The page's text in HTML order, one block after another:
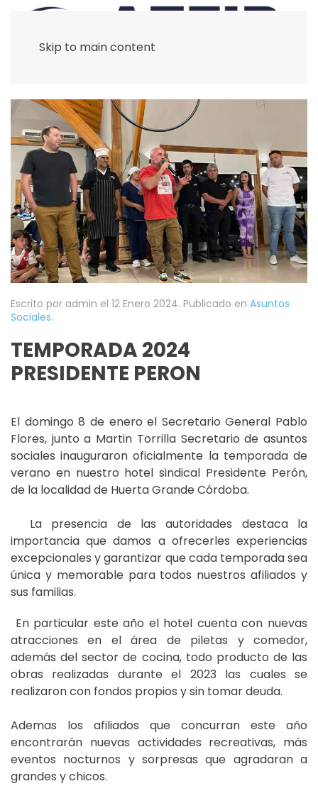
Skip to main content
Escrito por admin el 12 Enero 2024. Publicado en Asuntos
Sociales.
TEMPORADA 2024
PRESIDENTE PERON
El domingo 8 de enero el Secretario General Pablo
Flores, junto a Martin Torrilla Secretario de asuntos
sociales inauguraron oficialmente la temporada de
verano en nuestro hotel sindical Presidente Perón,
de la localidad de Huerta Grande Córdoba.
La presencia de las autoridades destaca la
importancia que damos a ofrecerles experiencias
excepcionales y garantizar que cada temporada sea
única y memorable para todos nuestros afiliados y
sus familias.
En particular este año el hotel cuenta con nuevas
atracciones en el área de piletas y comedor,
además del sector de cocina, todo producto de las
obras realizadas durante el 2023 las cuales se
realizaron con fondos propios y sin tomar deuda.
Ademas los afiliados que concurran este año
encontrarán nuevas actividades recreativas, más
eventos nocturnos y sorpresas que agradaran a
grandes y chicos.